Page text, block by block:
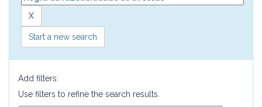
Start a new search
Add filters:
Use filters to refine the search results.